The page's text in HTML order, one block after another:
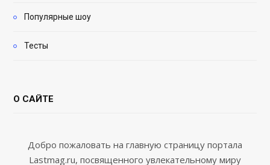
Популярные шоу
Тесты
О САЙТЕ
Добро пожаловать на главную страницу портала
Lastmag.ru, посвященного увлекательному миру